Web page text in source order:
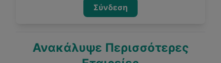
Σύνδεση
Ανακάλυψε Περισσότερες